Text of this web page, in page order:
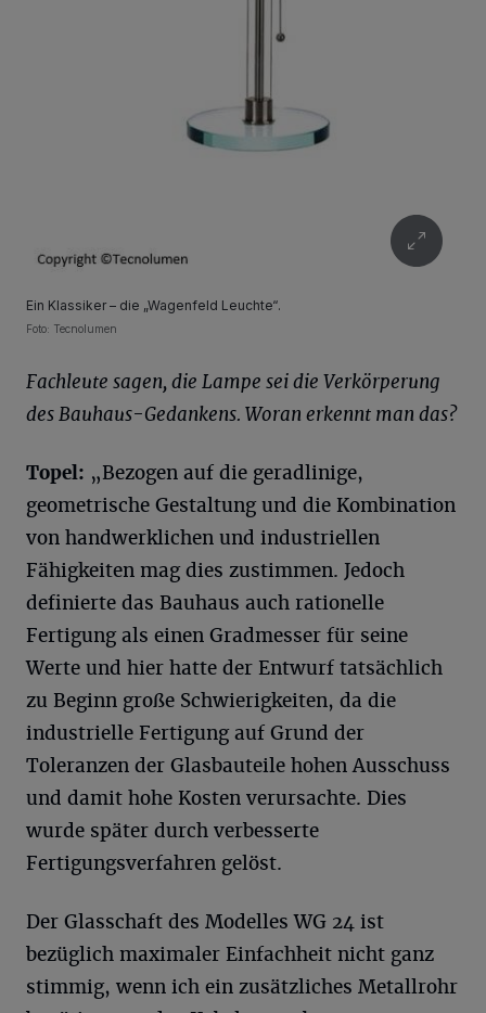
Ein Klassiker – die „Wagenfeld Leuchte“.
Foto: Tecnolumen
Fachleute sagen, die Lampe sei die Ver­körper­ung
des Bau­haus-Gedankens. Woran erkennt man das?
Topel: „Bezogen auf die geradlinige,
geometrische Gestaltung und die Kombination
von handwerklichen und industriellen
Fähigkeiten mag dies zustimmen. Jedoch
definierte das Bauhaus auch rationelle
Fertigung als einen Gradmesser für seine
Werte und hier hatte der Entwurf tatsächlich
zu Beginn große Schwierigkeiten, da die
industrielle Fertigung auf Grund der
Toleranzen der Glasbauteile hohen Ausschuss
und damit hohe Kosten verursachte. Dies
wurde später durch verbesserte
Fertigungsverfahren gelöst.
Der Glasschaft des Modelles WG 24 ist
bezüglich maximaler Einfachheit nicht ganz
stimmig, wenn ich ein zusätzliches Metallrohr